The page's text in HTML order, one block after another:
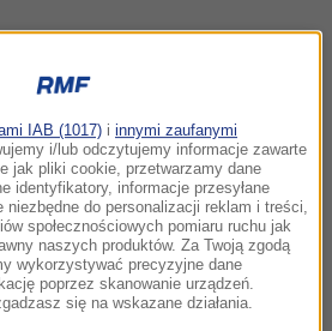
W gorący dzień unikaj jak ognia
IAB (1017) i innymi zaufanymi
i/lub odczytujemy informacje zawarte
jak pliki cookie, przetwarzamy dane
identyfikatory, informacje przesyłane
niezbędne do personalizacji reklam i treści,
społecznościowych pomiaru ruchu jak
naszych produktów. Za Twoją zgodą
wykorzystywać precyzyjne dane
poprzez skanowanie urządzeń.
się na wskazane działania.